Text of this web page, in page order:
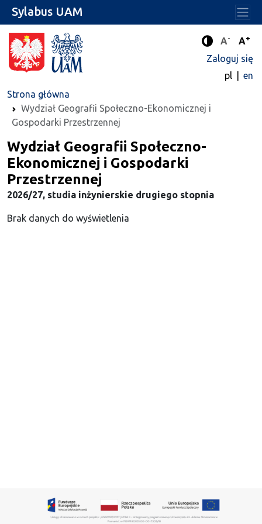
Tryb
A- A+
Zaloguj się
pl
en
Strona główna
Wydział Geografii Społeczno-Ekonomicznej i
Gospodarki Przestrzennej
Sylabus UAM
Wydział Geografii Społeczno-
Ekonomicznej i Gospodarki
Przestrzennej
2026/27, studia inżynierskie drugiego stopnia
Brak danych do wyświetlenia